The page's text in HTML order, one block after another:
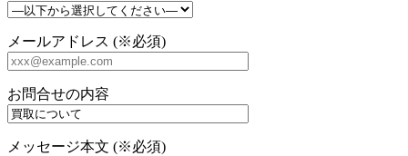
メールアドレス (※必須)
お問合せの内容
メッセージ本文 (※必須)